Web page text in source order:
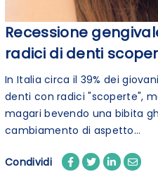
Recessione
radici di denti
In Italia circa il 39% dei
denti con radici "scoperte",
magari bevendo una bibita
cambiamento di aspetto...
Condividi